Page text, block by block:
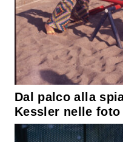
Dal palco alla
Kessler nelle